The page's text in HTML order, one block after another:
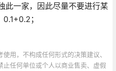
此一家，因此尽量不要进行某
0.1+0.2；
用，不构成任何形式的决策建议、
任何单位或个人以商业售卖、虚假